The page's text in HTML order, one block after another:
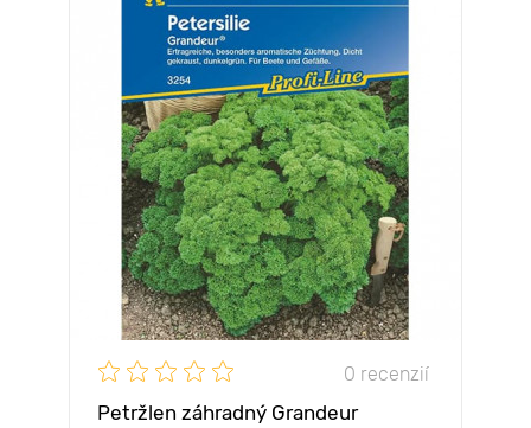
0 recenzií
Petržlen záhradný Grandeur